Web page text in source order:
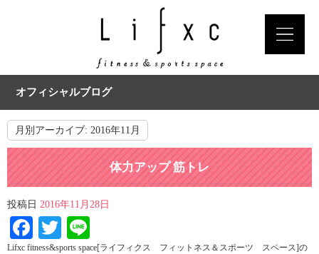
オフィシャルブログ
月別アーカイブ: 2016年11月
体力アップ 筋トレ
投稿日 2016年11月28日
Facebook
Twitter
Lifxc fitness&sports space[ライフィクス フィットネス＆スポーツ スペース]の